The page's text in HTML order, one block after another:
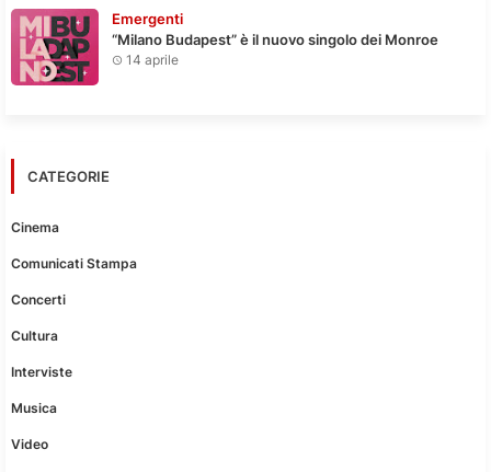
Emergenti
“Milano Budapest” è il nuovo singolo dei Monroe
14 aprile
CATEGORIE
Cinema
Comunicati Stampa
Concerti
Cultura
Interviste
Musica
Video